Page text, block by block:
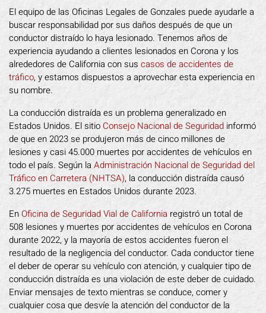
El equipo de las Oficinas Legales de Gonzales puede ayudarle a
buscar responsabilidad por sus daños después de que un
conductor distraído lo haya lesionado. Tenemos años de
experiencia ayudando a clientes lesionados en Corona y los
alrededores de California con sus casos de accidentes de
tráfico, y estamos dispuestos a aprovechar esta experiencia en
su nombre.
La conducción distraída es un problema generalizado en
Estados Unidos. El sitio Consejo Nacional de Seguridad informó
de que en 2023 se produjeron más de cinco millones de
lesiones y casi 45.000 muertes por accidentes de vehículos en
todo el país. Según la Administración Nacional de Seguridad del
Tráfico en Carretera (NHTSA), la conducción distraída causó
3.275 muertes en Estados Unidos durante 2023.
En Oficina de Seguridad Vial de California registró un total de
508 lesiones y muertes por accidentes de vehículos en Corona
durante 2022, y la mayoría de estos accidentes fueron el
resultado de la negligencia del conductor. Cada conductor tiene
el deber de operar su vehículo con atención, y cualquier tipo de
conducción distraída es una violación de este deber de cuidado.
Enviar mensajes de texto mientras se conduce, comer y
cualquier cosa que desvíe la atención del conductor de la